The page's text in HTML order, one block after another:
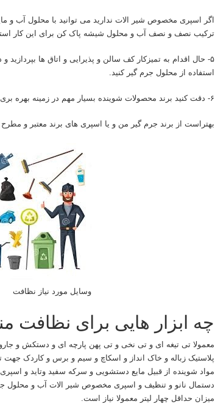
اگر اسپری مخصوص شیر الات ندارید می توانید با محلول آب و
ترکیب نصف و نصف آب و محلول شیشه پاک کن برای این کار
۵- حال اقدام به تمیزکار کف سالن و پذیرایی و اتاق ها
استفاده از محلول جرم گیر کنید.
۶- دقت کنید برند محصولات شوینده بسیار مهم در زمینه بهره بری و پیشرفت کار است.
بهتراست از برند جرم گیر من و یا اسپری های برند معتبر و مطرح
وسایل مورد نیاز نظافت
چه ابزار هایی برای نظافت
معمولا تی تیغه ای و تی نخی و تی پهن پارچه ای و دستکش و
پلاستیک زباله و خاک انداز و اسکاچ و سیم و برس و کاردک جهت
مواد شوینده از قبیل مایع دستشویی و سرکه سفید وتاید و
دستمال نانو و تنظیف و اسپری مخصوص شیر الات آب و محلول
میزان حداقل چهار لیتر معمولا نیاز است.